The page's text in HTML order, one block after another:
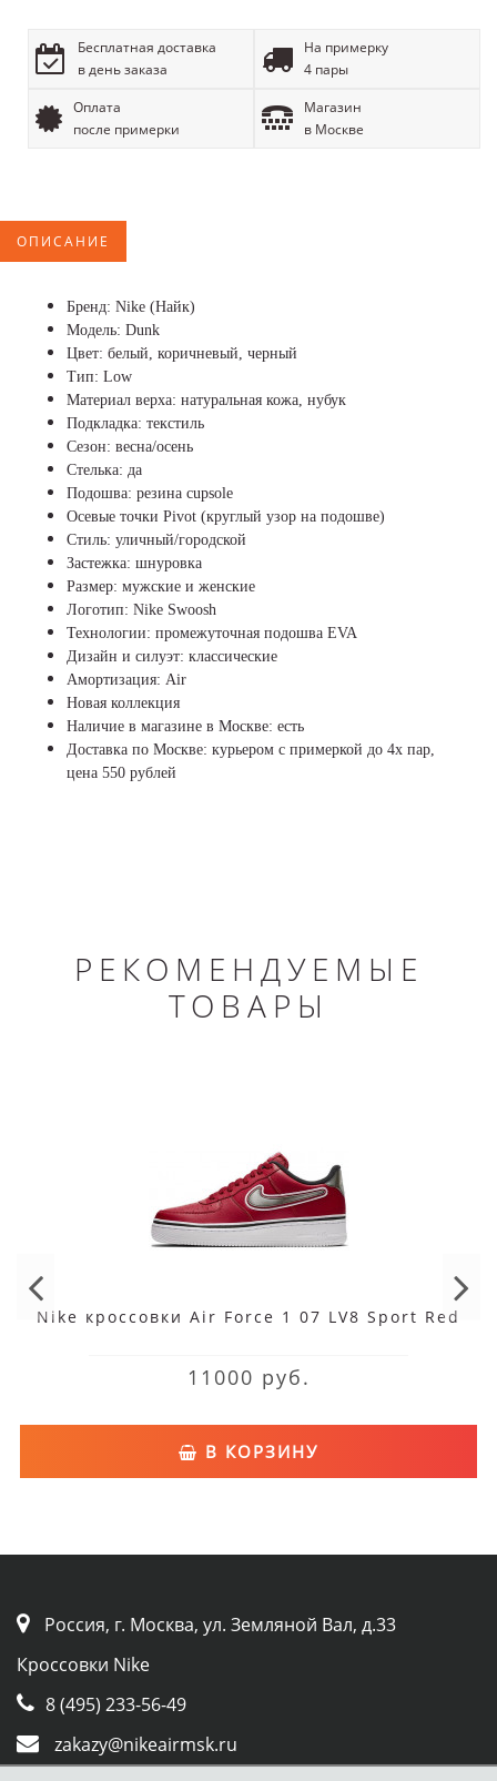
Бесплатная доставка
в день заказа
На примерку
4 пары
Оплата
после примерки
Магазин
в Москве
ОПИСАНИЕ
Бренд: Nike (Найк)
Модель: Dunk
Цвет: белый, коричневый, черный
Тип: Low
Материал верха: натуральная кожа, нубук
Подкладка: текстиль
Сезон: весна/осень
Стелька: да
Подошва: резина cupsole
Осевые точки Pivot (круглый узор на подошве)
Стиль: уличный/городской
Застежка: шнуровка
Размер: мужские и женские
Логотип: Nike Swoosh
Технологии: промежуточная подошва EVA
Дизайн и силуэт: классические
Амортизация: Air
Новая коллекция
Наличие в магазине в Москве: есть
Доставка по Москве: курьером с примеркой до 4х пар,
цена 550 рублей
РЕКОМЕНДУЕМЫЕ
ТОВАРЫ
Nike кроссовки Air Force 1 07 LV8 Sport Red
11000 руб.
В КОРЗИНУ
Россия, г. Москва, ул. Земляной Вал, д.33
Кроссовки Nike
8 (495) 233-56-49
zakazy@nikeairmsk.ru